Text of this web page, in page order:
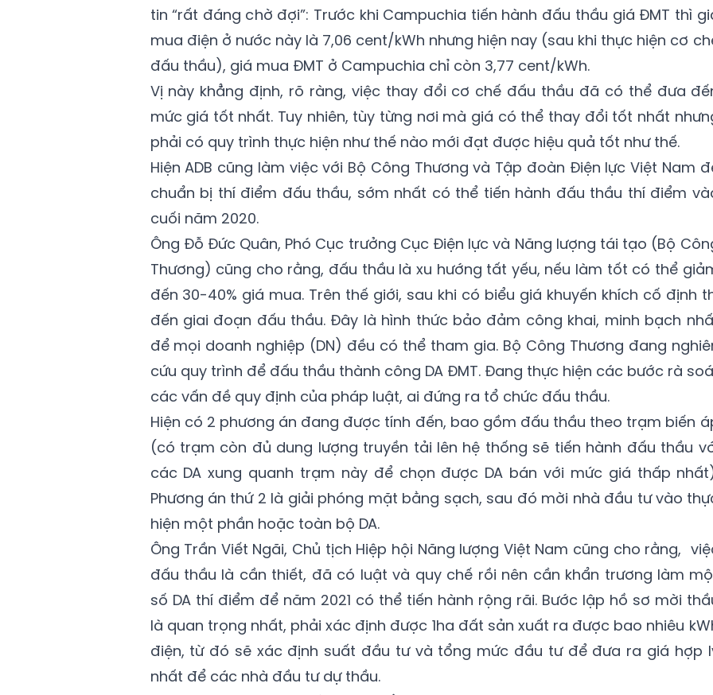
tin “rất đáng chờ đợi”: Trước khi Campuchia tiến hành đấu thầu giá ĐMT thì
mua điện ở nước này là 7,06 cent/kWh nhưng hiện nay (sau khi thực hiện cơ
đấu thầu), giá mua ĐMT ở Campuchia chỉ còn 3,77 cent/kWh.
Vị này khẳng định, rõ ràng, việc thay đổi cơ chế đấu thầu đã có thể đưa
mức giá tốt nhất. Tuy nhiên, tùy từng nơi mà giá có thể thay đổi tốt nhất
phải có quy trình thực hiện như thế nào mới đạt được hiệu quả tốt như thế.
Hiện ADB cũng làm việc với Bộ Công Thương và Tập đoàn Điện lực Việt Nam
chuẩn bị thí điểm đấu thầu, sớm nhất có thể tiến hành đấu thầu thí điểm
cuối năm 2020.
Ông Đỗ Đức Quân, Phó Cục trưởng Cục Điện lực và Năng lượng tái tạo (Bộ
Thương) cũng cho rằng, đấu thầu là xu hướng tất yếu, nếu làm tốt có thể
đến 30-40% giá mua. Trên thế giới, sau khi có biểu giá khuyến khích cố định
đến giai đoạn đấu thầu. Đây là hình thức bảo đảm công khai, minh bạch
để mọi doanh nghiệp (DN) đều có thể tham gia. Bộ Công Thương đang
cứu quy trình để đấu thầu thành công DA ĐMT. Đang thực hiện các bước rà
các vấn đề quy định của pháp luật, ai đứng ra tổ chức đấu thầu.
Hiện có 2 phương án đang được tính đến, bao gồm đấu thầu theo trạm biến
(có trạm còn đủ dung lượng truyền tải lên hệ thống sẽ tiến hành đấu thầu
các DA xung quanh trạm này để chọn được DA bán với mức giá thấp
Phương án thứ 2 là giải phóng mặt bằng sạch, sau đó mời nhà đầu tư vào
hiện một phần hoặc toàn bộ DA.
Ông Trần Viết Ngãi, Chủ tịch Hiệp hội Năng lượng Việt Nam cũng cho rằng,
đấu thầu là cần thiết, đã có luật và quy chế rồi nên cần khẩn trương làm
số DA thí điểm để năm 2021 có thể tiến hành rộng rãi. Bước lập hồ sơ mời
là quan trọng nhất, phải xác định được 1ha đất sản xuất ra được bao nhiêu
điện, từ đó sẽ xác định suất đầu tư và tổng mức đầu tư để đưa ra giá hợp
nhất để các nhà đầu tư dự thầu.